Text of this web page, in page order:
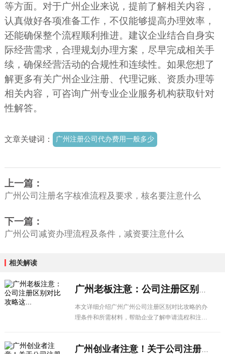
等方面。对于广州企业来说，提前了解相关内容，
认真做好各项准备工作，不仅能够提高办理效率，
还能确保整个流程顺利推进。建议企业结合自身实
际经营需求，合理规划办理方案，尽早完成相关手
续，确保经营活动的合规性和连续性。如果您想了
解更多有关广州企业注册、代理记账、资质办理等
相关内容，可咨询广州专业企业服务机构获取针对
性解答。
文章关键词： 广州注册公司代办费用一般多少
上一篇：
广州公司注册名字核准流程及要求，核名要注意什么
下一篇：
广州公司减资办理流程及条件，减资要注意什么
相关解读
本文详细介绍广州广州公司注册区别对比攻略的办
理条件和所需材料，帮助企业了解申请流程和注意